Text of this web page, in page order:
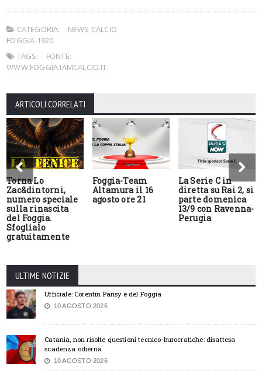
CATEGORIA:
NEWS CALCIO
FOGGIA 1920
TAGS:
FONTE:
WWW.FOGGIA.IAMCALCIO.IT
ARTICOLI CORRELATI
Torna Lo
Zac&dintorni,
numero speciale
sulla rinascita
del Foggia.
Sfoglialo
gratuitamente
Foggia-Team
Altamura il 16
agosto ore 21
La Serie C in
diretta su Rai 2, si
parte domenica
13/9 con Ravenna-
Perugia
ULTIME NOTIZIE
Ufficiale: Corentin Parisy è del Foggia
10 AGOSTO 2026
Catania, non risolte questioni tecnico-burocratiche: disattesa
scadenza odierna
10 AGOSTO 2026